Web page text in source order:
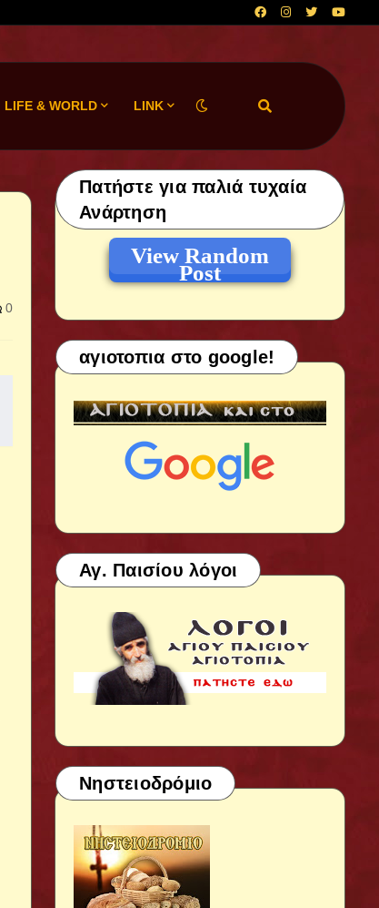
LIFE & WORLD LINK
0
Πατήστε για παλιά τυχαία
Ανάρτηση
View Random
Post
αγιοτοπια στο google!
Αγ. Παισίου λόγοι
Νηστειοδρόμιο